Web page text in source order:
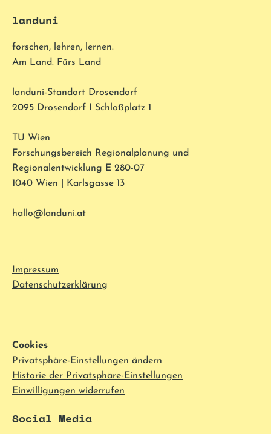
landuni
forschen, lehren, lernen.
Am Land. Fürs Land
landuni-Standort Drosendorf
2095 Drosendorf I Schloßplatz 1
TU Wien
Forschungsbereich Regionalplanung und
Regionalentwicklung E 280-07
1040 Wien | Karlsgasse 13
hallo@landuni.at
Impressum
Datenschutzerklärung
Cookies
Privatsphäre-Einstellungen ändern
Historie der Privatsphäre-Einstellungen
Einwilligungen widerrufen
Social Media